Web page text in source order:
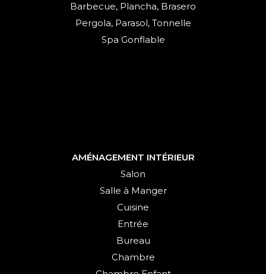
Barbecue, Plancha, Brasero
Pergola, Parasol, Tonnelle
Spa Gonflable
AMÉNAGEMENT INTÉRIEUR
Salon
Salle à Manger
Cuisine
Entrée
Bureau
Chambre